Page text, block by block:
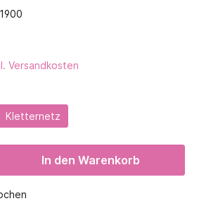
Versandkosten
Kletternetz
In den Warenkorb